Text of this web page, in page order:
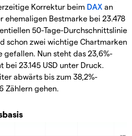
Korrektur beim DAX an
ehemaligen Bestmarke bei 23.478
50-Tage-Durchschnittslinie
schon zwei wichtige Chartmarken
gefallen. Nun steht das 23,6%-
23.145 USD unter Druck.
abwärts bis zum 38,2%-
Zählern gehen.